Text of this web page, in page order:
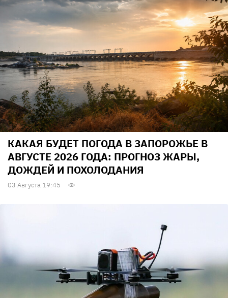
КАКАЯ БУДЕТ ПОГОДА В ЗАПОРОЖЬЕ В
АВГУСТЕ 2026 ГОДА: ПРОГНОЗ ЖАРЫ,
ДОЖДЕЙ И ПОХОЛОДАНИЯ
03 Августа 19:45